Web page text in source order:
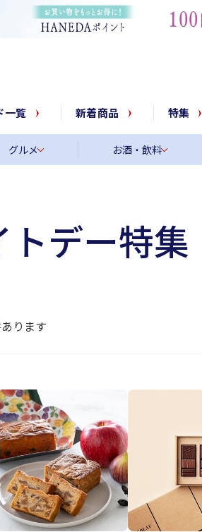
一覧 新着商品 特集
グルメ お酒・飲料
デー特集
ります